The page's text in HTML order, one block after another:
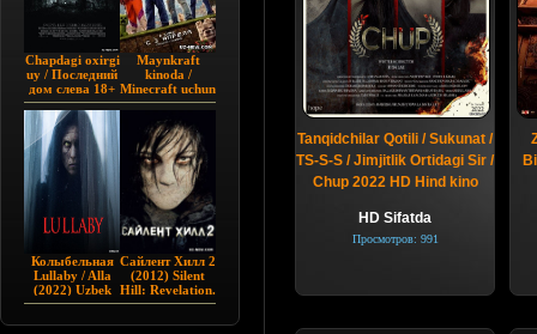
Chapdagi oxirgi
uy / Последний
дом слева 18+
(2009)
Maynkraft
kinoda /
Minecraft uchun
film / Maygiraft
2025 AQSH
filmi
Колыбельная
Lullaby / Alla
(2022) Uzbek
tilida
Сайлент Хилл 2
(2012) Silent
Hill: Revelation.
Tanqidchilar Qotili / Sukunat /
TS-S-S / Jimjitlik Ortidagi Sir /
Chup 2022 HD Hind kino
HD Sifatda
Просмотров: 991